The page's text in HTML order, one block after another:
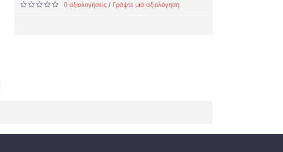
0 αξιολογήσεις / Γράψτε μια αξιολόγηση